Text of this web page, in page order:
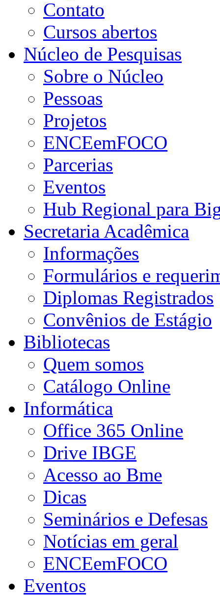
Contato
Cursos abertos
Núcleo de Pesquisas
Sobre o Núcleo
Pessoas
Projetos
ENCEemFOCO
Parcerias
Eventos
Hub Regional para
Secretaria Acadêmica
Informações
Formulários e
Diplomas Registrados
Convênios de Estágio
Bibliotecas
Quem somos
Catálogo Online
Informática
Office 365 Online
Drive IBGE
Acesso ao Bme
Dicas
Seminários e Defesas
Notícias em geral
ENCEemFOCO
Eventos